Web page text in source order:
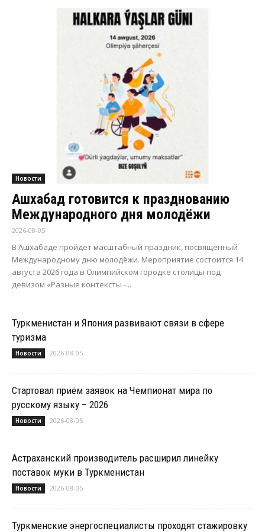
Новости
Ашхабад готовится к празднованию
Международного дня молодёжи
2026-08-05
В Ашхабаде пройдёт масштабный праздник, посвящённый
Международному дню молодёжи. Мероприятие состоится 14
августа 2026 года в Олимпийском городке столицы под
девизом «Разные контексты -...
Туркменистан и Япония развивают связи в сфере
туризма
Новости 2026-08-05
Стартовал приём заявок на Чемпионат мира по
русскому языку – 2026
Новости 2026-08-05
Астраханский производитель расширил линейку
поставок муки в Туркменистан
Новости 2026-08-05
Туркменские энергоспециалисты проходят стажировку